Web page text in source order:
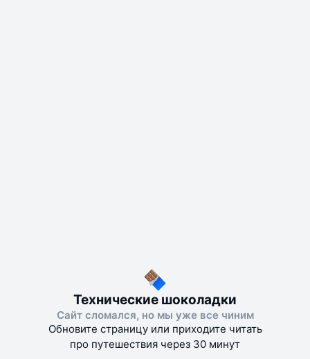
Технические шоколадки
Сайт сломался, но мы уже все чиним
Обновите страницу или приходите читать
про путешествия через 30 минут